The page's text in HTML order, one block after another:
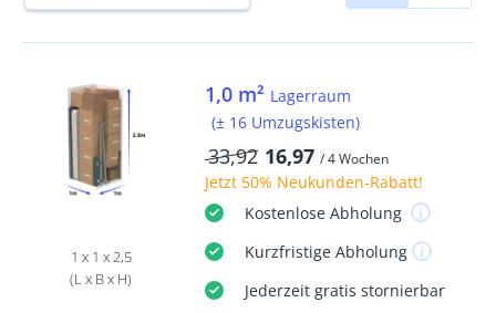
1 x 1 x 2,5
(L x B x H)
1,0 m² Lagerraum
(± 16 Umzugskisten)
33,92 16,97 / 4 Wochen
Jetzt 50% Neukunden-Rabatt!
KostenloseAbholung
KurzfristigeAbholung
Jederzeit gratis stornierbar